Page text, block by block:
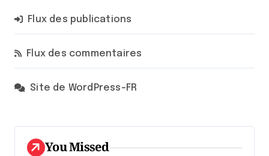
Flux des publications
Flux des commentaires
Site de WordPress-FR
You Missed